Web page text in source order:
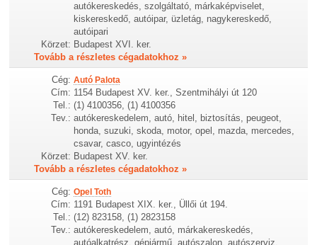
autókereskedés, szolgáltató, márkaképviselet,
kiskereskedő, autóipar, üzletág, nagykereskedő,
autóipari
Körzet: Budapest XVI. ker.
Tovább a részletes cégadatokhoz »
Cég: Autó Palota
Cím: 1154 Budapest XV. ker., Szentmihályi út 120
Tel.: (1) 4100356, (1) 4100356
Tev.: autókereskedelem, autó, hitel, biztosítás, peugeot,
honda, suzuki, skoda, motor, opel, mazda, mercedes,
csavar, casco, ugyintézés
Körzet: Budapest XV. ker.
Tovább a részletes cégadatokhoz »
Cég: Opel Toth
Cím: 1191 Budapest XIX. ker., Üllői út 194.
Tel.: (12) 823158, (1) 2823158
Tev.: autókereskedelem, autó, márkakereskedés,
autóalkatrész, gépjármű, autószalon, autószerviz,